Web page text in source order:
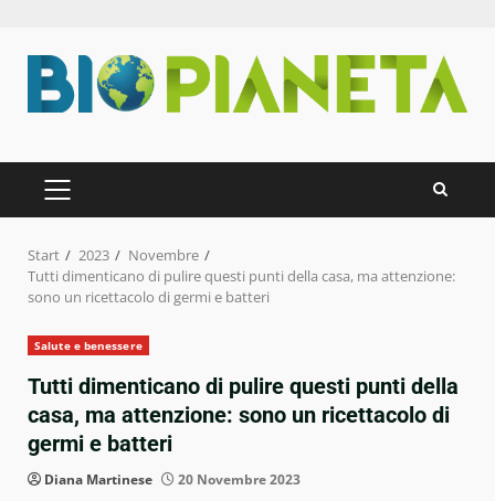
Inhalt
springen
PRIMÄRES
MENÜ
Start 2023
Novembre
Tutti dimenticano di pulire questi punti della casa, ma attenzione:
sono un ricettacolo di germi e batteri
Salute e benessere
Tutti dimenticano di pulire questi punti della
casa, ma attenzione: sono un ricettacolo di
germi e batteri
Diana Martinese 20 Novembre 2023